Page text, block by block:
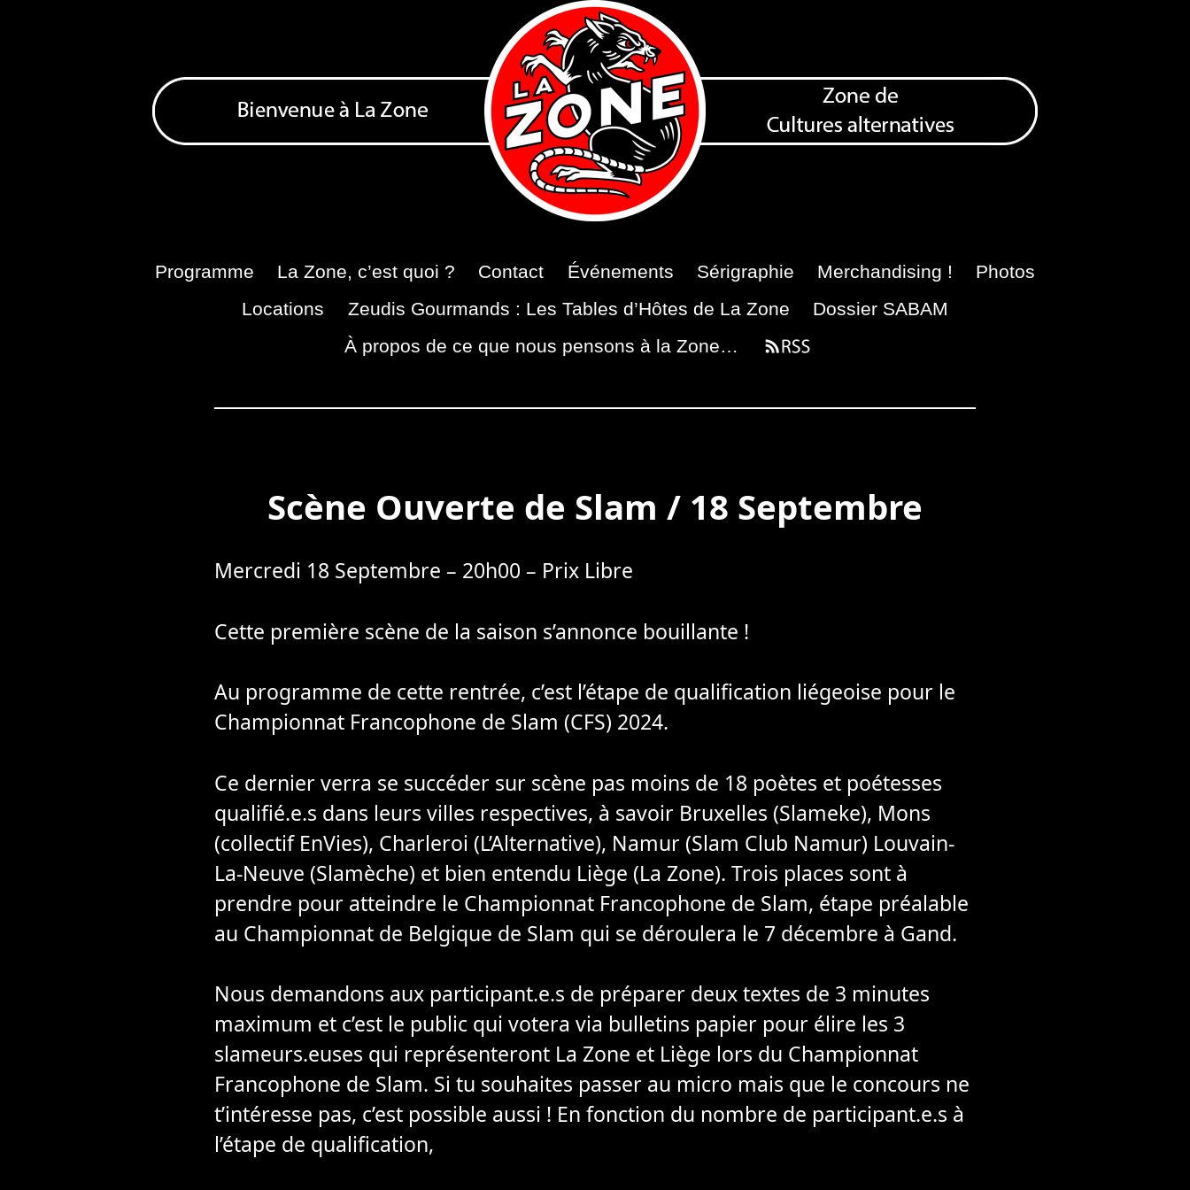
Programme La Zone, c’est quoi ? Contact Événements Sérigraphie Merchandising !
Photos
Locations
Zeudis Gourmands : Les Tables d’Hôtes de La Zone
Dossier SABAM
À propos de ce que nous pensons à la Zone…
Scène Ouverte de Slam / 18 Septembre
Mercredi 18 Septembre – 20h00 – Prix Libre
Cette première scène de la saison s’annonce bouillante !
Au programme de cette rentrée, c’est l’étape de qualification liégeoise pour le
Championnat Francophone de Slam (CFS) 2024.
Ce dernier verra se succéder sur scène pas moins de 18 poètes et poétesses
qualifié.e.s dans leurs villes respectives, à savoir Bruxelles (Slameke), Mons
(collectif EnVies), Charleroi (L’Alternative), Namur (Slam Club Namur) Louvain-
La-Neuve (Slamèche) et bien entendu Liège (La Zone). Trois places sont à
prendre pour atteindre le Championnat Francophone de Slam, étape préalable
au Championnat de Belgique de Slam qui se déroulera le 7 décembre à Gand.
Nous demandons aux participant.e.s de préparer deux textes de 3 minutes
maximum et c’est le public qui votera via bulletins papier pour élire les 3
slameurs.euses qui représenteront La Zone et Liège lors du Championnat
Francophone de Slam. Si tu souhaites passer au micro mais que le concours ne
t’intéresse pas, c’est possible aussi ! En fonction du nombre de participant.e.s à
l’étape de qualification,